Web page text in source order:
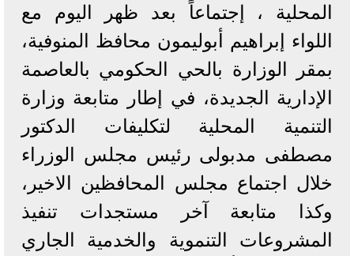
المحلية ، إجتماعاً بعد ظهر اليوم مع
اللواء إبراهيم أبوليمون محافظ المنوفية،
بمقر الوزارة بالحي الحكومي بالعاصمة
الإدارية الجديدة، في إطار متابعة وزارة
التنمية المحلية لتكليفات الدكتور
مصطفى مدبولى رئيس مجلس الوزراء
خلال اجتماع مجلس المحافظين الاخير،
وكذا متابعة آخر مستجدات تنفيذ
المشروعات التنموية والخدمية الجاري